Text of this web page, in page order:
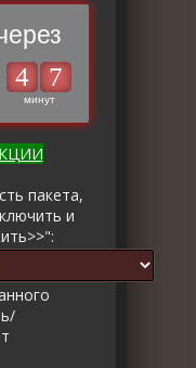
4 7
минут
пакета,
и